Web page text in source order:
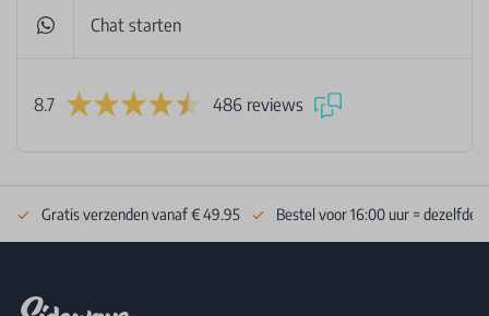
Chat starten
8.7 486 reviews
Gratis verzenden vanaf € 49.95 Bestel voor 16:00 uur = dezelfde